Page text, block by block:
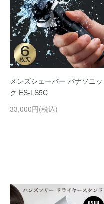
メンズシェーバー パナソニッ
ク ES-LS5C
33,000円(税込)